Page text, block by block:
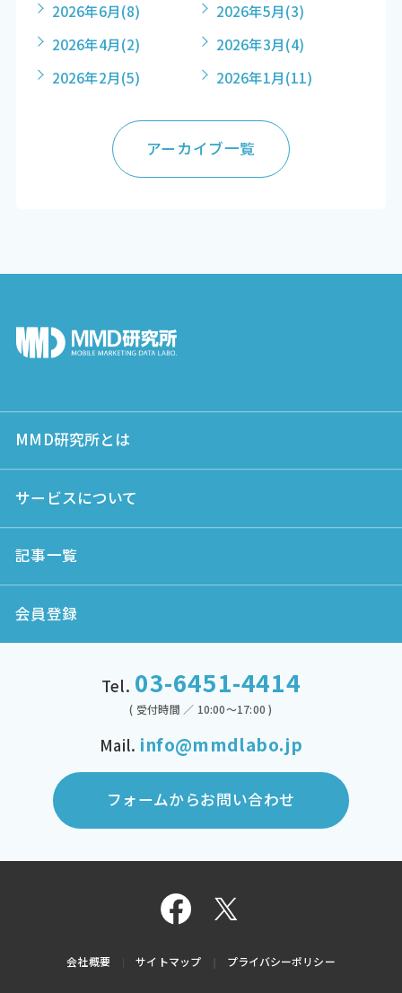
2026年6月(8) 2026年5月(3)
2026年4月(2) 2026年3月(4)
2026年2月(5) 2026年1月(11)
アーカイブ一覧
MMD研究所とは
サービスについて
記事一覧
会員登録
Tel. 03-6451-4414
( 受付時間 ／ 10:00～17:00 )
Mail. info@mmdlabo.jp
フォームからお問い合わせ
会社概要 サイトマップ プライバシーポリシー